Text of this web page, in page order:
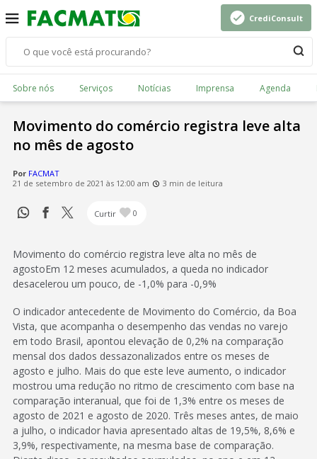
CrediConsult
Sobre nós Serviços Notícias Imprensa Agenda
Movimento do comércio registra leve alta
no mês de agosto
Por FACMAT
21 de setembro de 2021 às 12:00 am
3 min de leitura
Curtir 0
Movimento do comércio registra leve alta no mês de
agostoEm 12 meses acumulados, a queda no indicador
desacelerou um pouco, de -1,0% para -0,9%
O indicador antecedente de Movimento do Comércio, da Boa
Vista, que acompanha o desempenho das vendas no varejo
em todo Brasil, apontou elevação de 0,2% na comparação
mensal dos dados dessazonalizados entre os meses de
agosto e julho. Mais do que este leve aumento, o indicador
mostrou uma redução no ritmo de crescimento com base na
comparação interanual, que foi de 1,3% entre os meses de
agosto de 2021 e agosto de 2020. Três meses antes, de maio
a julho, o indicador havia apresentado altas de 19,5%, 8,6% e
3,9%, respectivamente, na mesma base de comparação.